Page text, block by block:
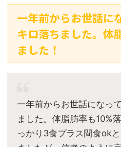
一年前からお世話に
キロ落ちました。体
ました！
一年前からお世話になっ
ました。体脂肪率も10%
っかり3食プラス間食ok